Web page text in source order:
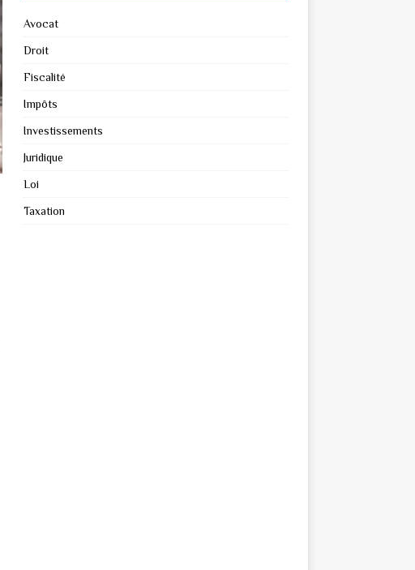
Avocat
Droit
Fiscalité
Impôts
Investissements
Juridique
Loi
Taxation